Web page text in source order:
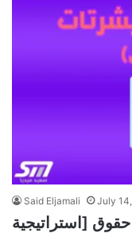
Said Eljamali July
[استراتيجية